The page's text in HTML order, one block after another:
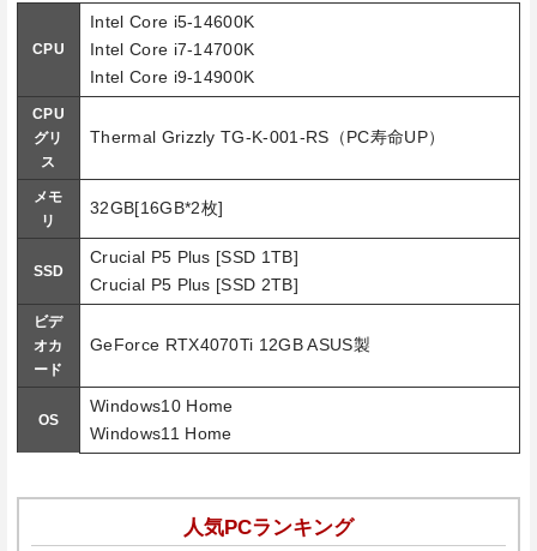
CPU
Intel Core i5-14600K
Intel Core i7-14700K
Intel Core i9-14900K
CPU
グリ
ス
Thermal Grizzly TG-K-001-RS（PC寿命UP）
メモ
リ
32GB[16GB*2枚]
SSD
Crucial P5 Plus [SSD 1TB]
Crucial P5 Plus [SSD 2TB]
ビデ
オカ
ード
GeForce RTX4070Ti 12GB ASUS製
OS
Windows10 Home
Windows11 Home
人気PCランキング